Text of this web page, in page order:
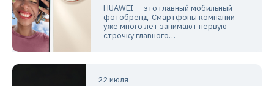
HUAWEI — это главный мобильный
фотобренд. Смартфоны компании
уже много лет занимают первую
строчку главного…
22 июля